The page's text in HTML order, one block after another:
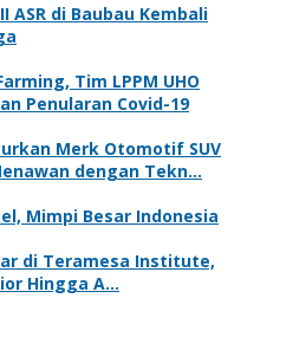
ASR di Baubau Kembali
Tim LPPM UHO
Penularan Covid-19
Merk Otomotif SUV
dengan Tekn…
Mimpi Besar Indonesia
di Teramesa Institute,
Hingga A…